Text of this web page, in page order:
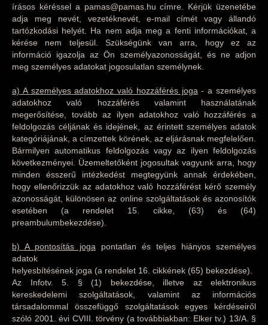
írásos kéréssel a pamas@pamas.hu címre. Kérjük üzenetébe
adja meg nevét, vezetéknevét, e-mail címét vagy állandó
tartózkodási helyét. Ha nem adja meg a fenti információkat, a
kérése nem teljesül. Szükségünk van arra, hogy ez az
információ igazolja az Ön személyazonosságát, és ne adjon
meg személyes adatokat jogosulatlan személynek.
a) A személyes adatokhoz való hozzáférés joga - a személyes
adatokhoz való hozzáférés valamint használatának
megerősítése, tovább az ilyen adatokhoz való hozzáférés a
feldolgozás céljának és idejének, az érintett személyes adatok
kategóriájának, a címzettek körének, az eljárásnak megfelelően.
Bármilyen automatikus feldolgozás vagy az ilyen feldolgozás
következményei. Üzemeltetőként jogosultak vagyunk arra, hogy
minden ésszerű intézkedést megtegyünk annak érdekében,
hogy ellenőrizzük az adatokhoz való hozzáférést kérő személy
azonosságát, különösen az online szolgáltatások és azonosítók
esetében (a rendelet 15. cikke, (63) és (64)
preambulumbekezdése).
b) A pontosítás joga pontatlan és teljes hiányos személyes
adatok
helyesbítésének joga (a rendelet 16. cikkének (65) bekezdése).
Az Infotv. 5. § (1) bekezdése, illetve az elektronikus
kereskedelemi szolgáltatások, valamint az információs
társadalommal összefüggő szolgáltatások egyes kérdéseiről
szóló 2001. évi CVIII. törvény (a továbbiakban: Elker tv.) 13/A. §